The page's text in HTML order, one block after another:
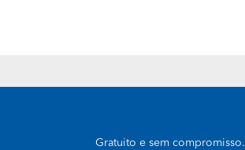
Gratuito e sem compromisso.